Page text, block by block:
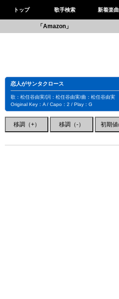
トップ 歌手検索 新着楽曲
「Amazon」
恋人がサンタクロース
歌：松任谷由実/詞：松任谷由実/曲：松任谷由実
Original Key：A / Capo：2 / Play：G